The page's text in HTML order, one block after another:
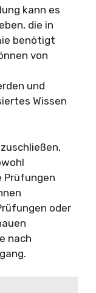
kann es
die in
benötigt
von
und
Wissen
Prüfungen
oder
nach